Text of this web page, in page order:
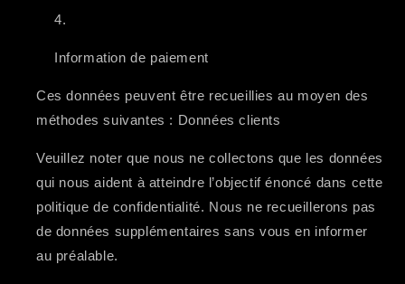
Information de paiement
Ces données peuvent être recueillies au moyen des
méthodes suivantes : Données clients
Veuillez noter que nous ne collectons que les données
qui nous aident à atteindre l’objectif énoncé dans cette
politique de confidentialité. Nous ne recueillerons pas
de données supplémentaires sans vous en informer
au préalable.